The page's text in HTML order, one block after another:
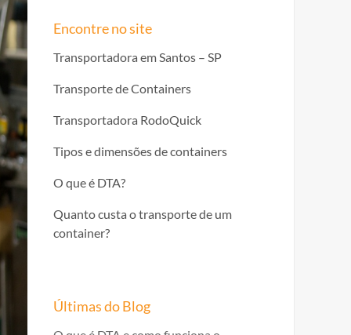
Encontre no site
Transportadora em Santos – SP
Transporte de Containers
Transportadora RodoQuick
Tipos e dimensões de containers
O que é DTA?
Quanto custa o transporte de um
container?
Últimas do Blog